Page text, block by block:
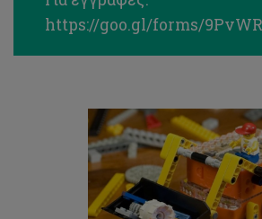
https://goo.gl/forms/